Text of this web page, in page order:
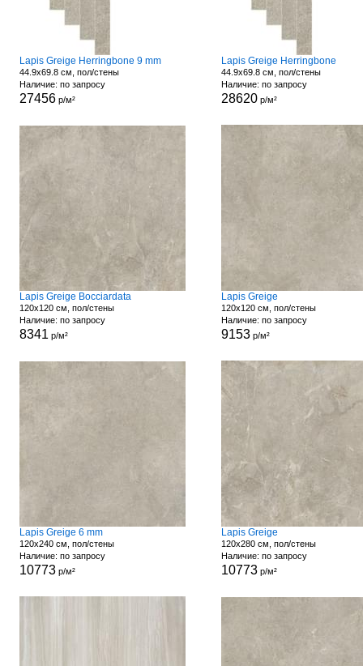
Lapis Greige Herringbone 9 mm
44.9x69.8 см, пол/стены
Наличие: по запросу
27456р/м²
Lapis Greige Herringbone
44.9x69.8 см, пол/стены
Наличие: по запросу
28620р/м²
Lapis Greige Bocciardata
120x120 см, пол/стены
Наличие: по запросу
8341 р/м²
Lapis Greige
120x120 см, пол/стены
Наличие: по запросу
9153р/м²
Lapis Greige 6 mm
120x240 см, пол/стены
Наличие: по запросу
10773р/м²
Lapis Greige
120x280 см, пол/стены
Наличие: по запросу
10773р/м²